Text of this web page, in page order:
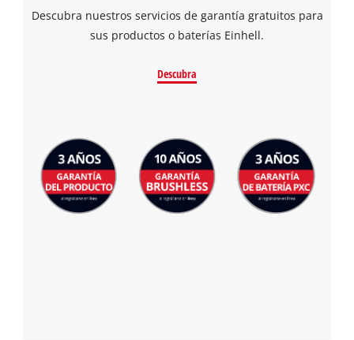
Descubra nuestros servicios de garantía gratuitos para
sus productos o baterías Einhell.
Descubra